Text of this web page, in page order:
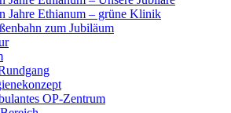
Jahre Ethianum – grüne Klinik
zum Jubiläum
OP-Zentrum